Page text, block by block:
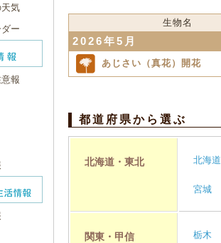
気
ー
報
生物名
2026年5月
あじさい（真花）開花
都道府県から選ぶ
北海道・東北 北海道
宮城
関東・甲信 栃木